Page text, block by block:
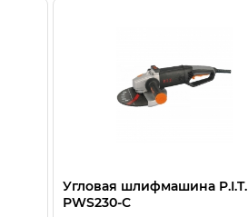
Угловая шлифмашина P.I.T.
РWS230-C